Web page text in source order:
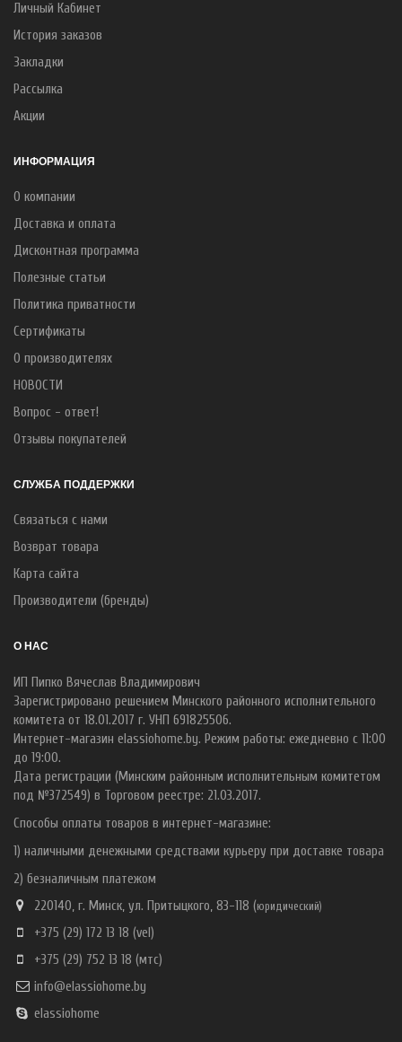
Личный Кабинет
История заказов
Закладки
Рассылка
Акции
ИНФОРМАЦИЯ
О компании
Доставка и оплата
Дисконтная программа
Полезные статьи
Политика приватности
Сертификаты
О производителях
НОВОСТИ
Вопрос - ответ!
Отзывы покупателей
СЛУЖБА ПОДДЕРЖКИ
Связаться с нами
Возврат товара
Карта сайта
Производители (бренды)
О НАС
ИП Пипко Вячеслав Владимирович
Зарегистрировано решением Минского районного исполнительного
комитета от 18.01.2017 г. УНП 691825506.
Интернет-магазин elassiohome.by. Режим работы: ежедневно с 11:00
до 19:00.
Дата регистрации (Минским районным исполнительным комитетом
под №372549) в Торговом реестре: 21.03.2017.
Способы оплаты товаров в интернет-магазине:
1) наличными денежными средствами курьеру при доставке товара
2) безналичным платежом
220140, г. Минск, ул. Притыцкого, 83-118 (юридический)
+375 (29) 172 13 18 (vel)
+375 (29) 752 13 18 (мтс)
info@elassiohome.by
elassiohome